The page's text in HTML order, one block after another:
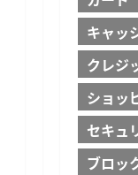
キャッ
クレジ
ショッ
セキュ
ブロッ